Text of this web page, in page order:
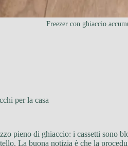
Freezer con ghiaccio
per la casa
pieno di ghiaccio: i cassetti sono
La buona notizia è che la